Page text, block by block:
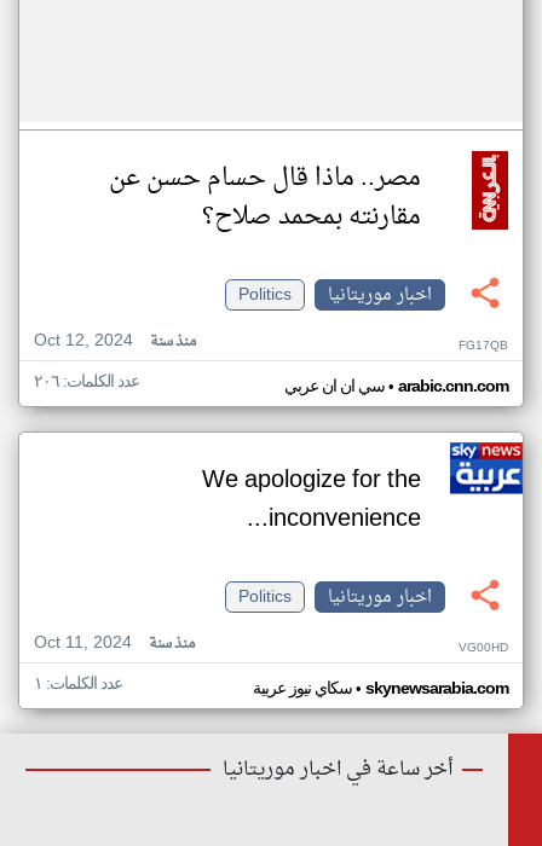
مصر.. ماذا قال حسام حسن عن
مقارنته بمحمد صلاح؟
اخبار موريتانيا
Politics
Oct 12, 2024
منذ سنة FG17QB
سي ان ان عربي• arabic.cnn.com عدد الكلمات: ٢٠٦
We apologize for the
inconvenience...
اخبار موريتانيا
Politics
Oct 11, 2024
منذ سنة VG00HD
سكاي نيوز عربية• skynewsarabia.com عدد الكلمات: ١
أخر ساعة في اخبار موريتانيا